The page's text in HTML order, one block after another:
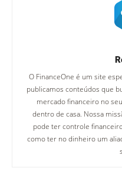
O FinanceOne é um site
publicamos conteúdos que
mercado financeiro no
dentro de casa. Nossa
pode ter controle
como ter no dinheiro um